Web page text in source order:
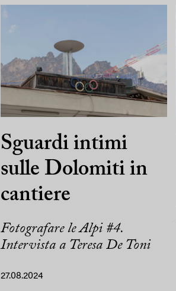
Sguardi intimi
sulle Dolomiti in
cantiere
Fotografare le Alpi #4.
Intervista a Teresa De Toni
27.08.2024